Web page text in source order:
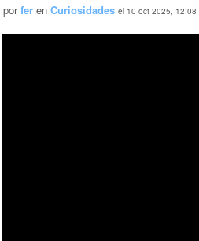
porfer en Curiosidades el 10 oct 2025, 12:08